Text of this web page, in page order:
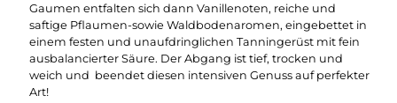
Gaumen entfalten sich dann Vanillenoten, reiche und
saftige Pflaumen-sowie Waldbodenaromen, eingebettet in
einem festen und unaufdringlichen Tanningerüst mit fein
ausbalancierter Säure. Der Abgang ist tief, trocken und
weich und beendet diesen intensiven Genuss auf perfekter
Art!